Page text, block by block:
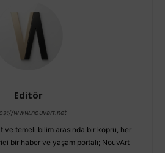
Editör
www.nouvart.net
ve temeli bilim arasında bir köprü, her
bir haber ve yaşam portalı; NouvArt